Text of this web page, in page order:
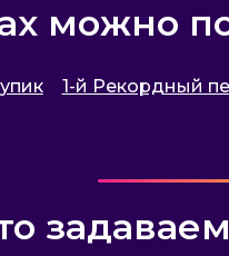
можно
1-й Рекордный